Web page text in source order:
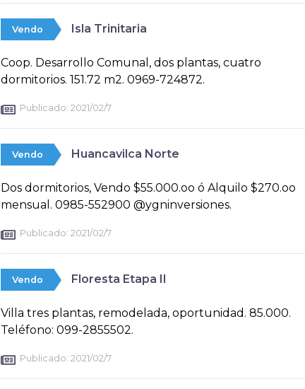
Vendo Isla Trinitaria
Coop. Desarrollo Comunal, dos plantas, cuatro
dormitorios. 151.72 m2. 0969-724872.
Publicado: 2021/02/7
Vendo Huancavilca Norte
Dos dormitorios, Vendo $55.000.oo ó Alquilo $270.oo
mensual. 0985-552900 @ygninversiones.
Publicado: 2021/02/7
Vendo Floresta Etapa II
Villa tres plantas, remodelada, oportunidad. 85.000.
Teléfono: 099-2855502.
Publicado: 2021/02/7